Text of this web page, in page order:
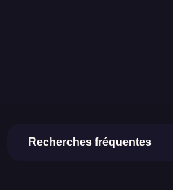
Recherches fréquentes